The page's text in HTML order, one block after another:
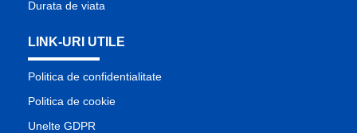
Durata de viata
LINK-URI UTILE
Politica de confidentialitate
Politica de cookie
Unelte GDPR